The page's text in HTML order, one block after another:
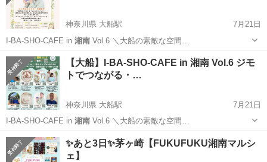
神奈川県 大船駅
7月21日
I-BA-SHO-CAFE in 湘南 Vol.6 ＼大船の素敵な空間…
神奈川 鎌倉市 大船駅
【大船】I-BA-SHO-CAFE in 湘南 Vol.6 ジモ
トでつながる・…
神奈川県 大船駅
7月21日
I-BA-SHO-CAFE in 湘南 Vol.6 ＼大船の素敵な空間…
神奈川 鎌倉市 大船駅 ワークショップ ミネラル
✨あと3日✨茅ヶ崎【FUKUFUKU湘南マルシ
ェ】